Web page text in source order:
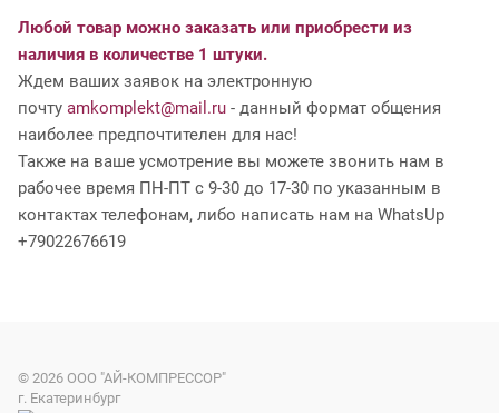
Любой товар можно заказать или приобрести из
наличия в количестве 1 штуки.
Ждем ваших заявок на электронную
почту amkomplekt@mail.ru - данный формат общения
наиболее предпочтителен для нас!
Также на ваше усмотрение вы можете звонить нам в
рабочее время ПН-ПТ с 9-30 до 17-30 по указанным в
контактах телефонам, либо написать нам на WhatsUp
+79022676619
© 2026 ООО "АЙ-КОМПРЕССОР"
г. Екатеринбург